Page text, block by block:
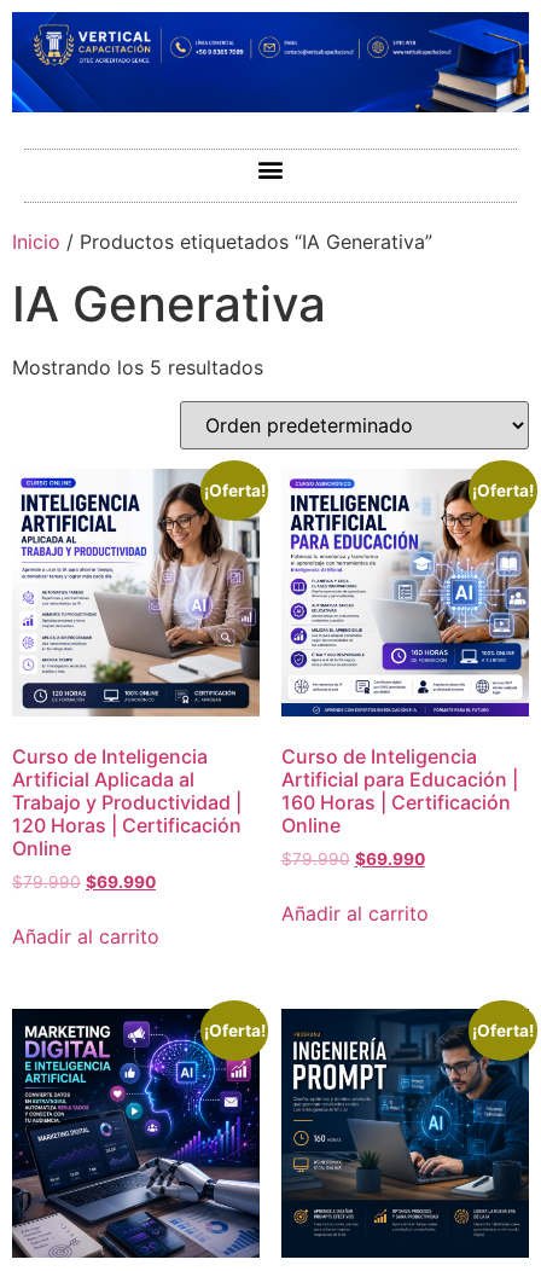
Inicio / Productos etiquetados “IA Generativa”
IA Generativa
Mostrando los 5 resultados
¡Oferta!
Curso de Inteligencia
Artificial Aplicada al
Trabajo y Productividad |
120 Horas | Certificación
Online
$79.990 $69.990
Añadir al carrito
¡Oferta!
Curso de Inteligencia
Artificial para Educación |
160 Horas | Certificación
Online
$79.990 $69.990
Añadir al carrito
¡Oferta! ¡Oferta!